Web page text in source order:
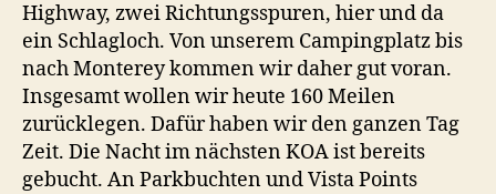
Highway, zwei Richtungsspuren, hier und da
ein Schlagloch. Von unserem Campingplatz bis
nach Monterey kommen wir daher gut voran.
Insgesamt wollen wir heute 160 Meilen
zurücklegen. Dafür haben wir den ganzen Tag
Zeit. Die Nacht im nächsten KOA ist bereits
gebucht. An Parkbuchten und Vista Points